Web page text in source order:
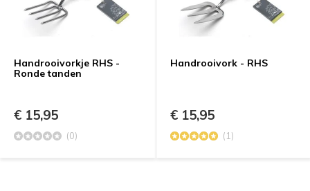
Handrooivorkje RHS -
Ronde tanden
€ 15,95
(0)
Handrooivork - RHS
€ 15,95
(1)